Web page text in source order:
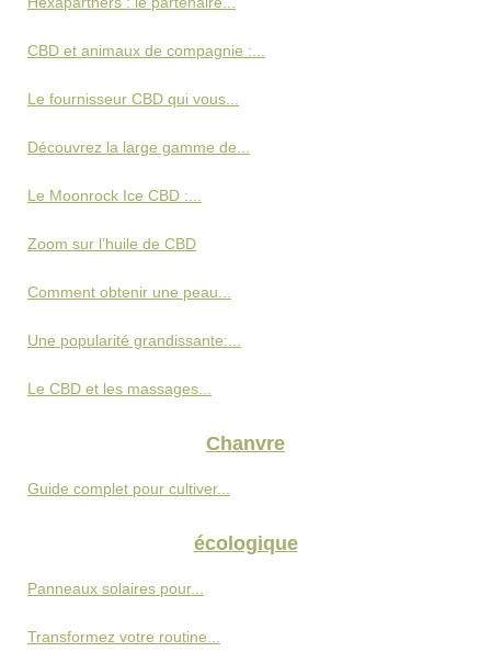
CBD et animaux de compagnie :...
Le fournisseur CBD qui vous...
Découvrez la large gamme de...
Le Moonrock Ice CBD :...
Zoom sur l’huile de CBD
Comment obtenir une peau...
Une popularité grandissante:...
Le CBD et les massages...
Chanvre
Guide complet pour cultiver...
écologique
Panneaux solaires pour...
Transformez votre routine...